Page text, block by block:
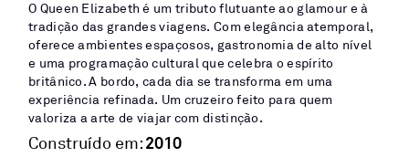
O Queen Elizabeth é um tributo flutuante ao glamour e à
tradição das grandes viagens. Com elegância atemporal,
oferece ambientes espaçosos, gastronomia de alto nível
e uma programação cultural que celebra o espírito
britânico. A bordo, cada dia se transforma em uma
experiência refinada. Um cruzeiro feito para quem
valoriza a arte de viajar com distinção.
Construído em:2010